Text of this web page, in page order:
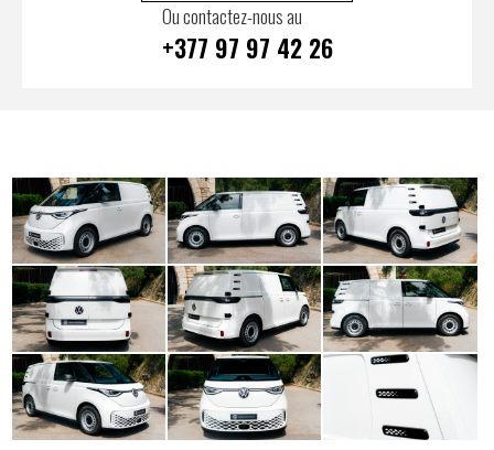
Ou contactez-nous au
+377 97 97 42 26